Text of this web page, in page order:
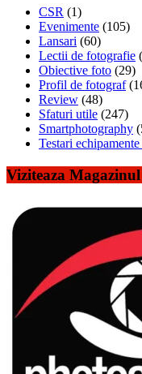
CSR (1)
Evenimente (105)
Lansari (60)
Lectii de fotografie
Obiective foto (29)
Profil de fotograf
Review (48)
Sfaturi utile (247)
Smartphotography
Testari
Viziteaza